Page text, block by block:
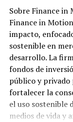
Sobre Finance in
Finance in
impacto,
sostenible en
desarrollo. La
fondos de
público y
fortalecer la
el uso sostenible
medios de vida y